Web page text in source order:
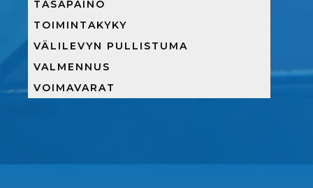
TASAPAINO
TOIMINTAKYKY
VÄLILEVYN PULLISTUMA
VALMENNUS
VOIMAVARAT